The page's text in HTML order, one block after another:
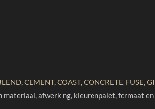
,CEMENT, COAST, CONCRETE, FUSE,
afwerking, kleurenpalet, formaat